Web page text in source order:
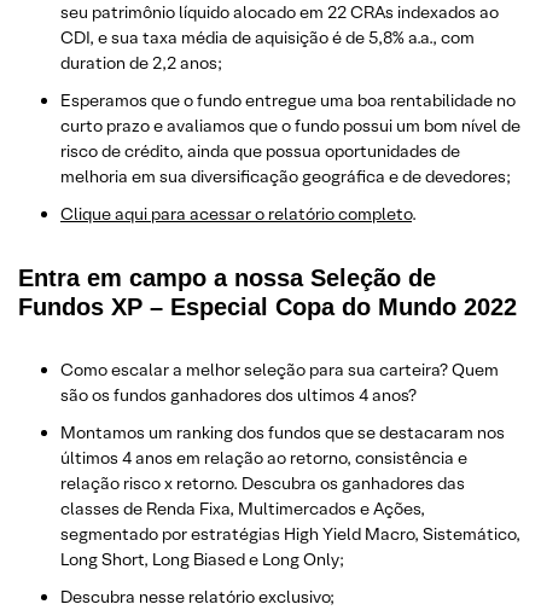
seu patrimônio líquido alocado em 22 CRAs indexados ao
CDI, e sua taxa média de aquisição é de 5,8% a.a., com
duration de 2,2 anos;
Esperamos que o fundo entregue uma boa rentabilidade no
curto prazo e avaliamos que o fundo possui um bom nível de
risco de crédito, ainda que possua oportunidades de
melhoria em sua diversificação geográfica e de devedores;
Clique aqui para acessar o relatório completo.
Entra em campo a nossa Seleção de
Fundos XP – Especial Copa do Mundo 2022
Como escalar a melhor seleção para sua carteira? Quem
são os fundos ganhadores dos ultimos 4 anos?
Montamos um ranking dos fundos que se destacaram nos
últimos 4 anos em relação ao retorno, consistência e
relação risco x retorno. Descubra os ganhadores das
classes de Renda Fixa, Multimercados e Ações,
segmentado por estratégias High Yield Macro, Sistemático,
Long Short, Long Biased e Long Only;
Descubra nesse relatório exclusivo;